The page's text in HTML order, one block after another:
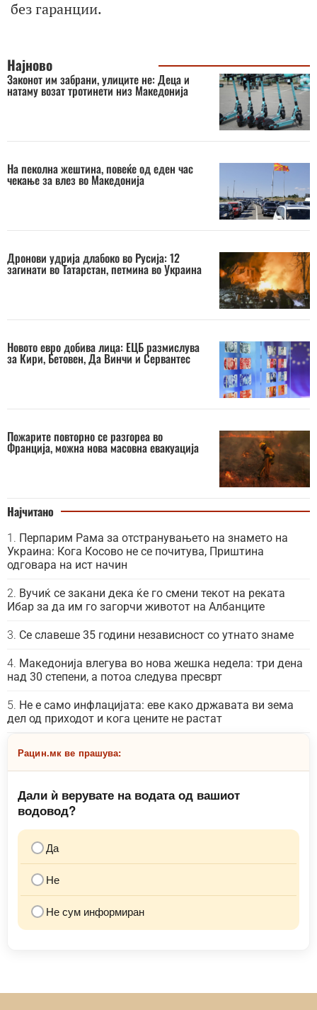
без гаранции.
Најново
Законот им забрани, улиците не: Деца и
натаму возат тротинети низ Македонија
На пеколна жештина, повеќе од еден час
чекање за влез во Македонија
Дронови удрија длабоко во Русија: 12
загинати во Татарстан, петмина во Украина
Новото евро добива лица: ЕЦБ размислува
за Кири, Бетовен, Да Винчи и Сервантес
Пожарите повторно се разгореа во
Франција, можна нова масовна евакуација
Најчитано
Перпарим Рама за отстранувањето на знамето на
Украина: Кога Косово не се почитува, Приштина
одговара на ист начин
Вучиќ се закани дека ќе го смени текот на реката
Ибар за да им го загорчи животот на Албанците
Се славеше 35 години независност со утнато знаме
Македонија влегува во нова жешка недела: три дена
над 30 степени, а потоа следува пресврт
Не е само инфлацијата: еве како државата ви зема
дел од приходот и кога цените не растат
Рацин.мк ве прашува:
Дали ѝ верувате на водата од вашиот
водовод?
Да
Не
Не сум информиран